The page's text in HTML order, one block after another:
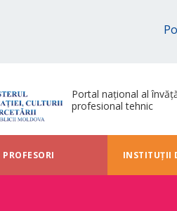
Portal național al
profesional tehnic
PROFESORI INSTITUȚII